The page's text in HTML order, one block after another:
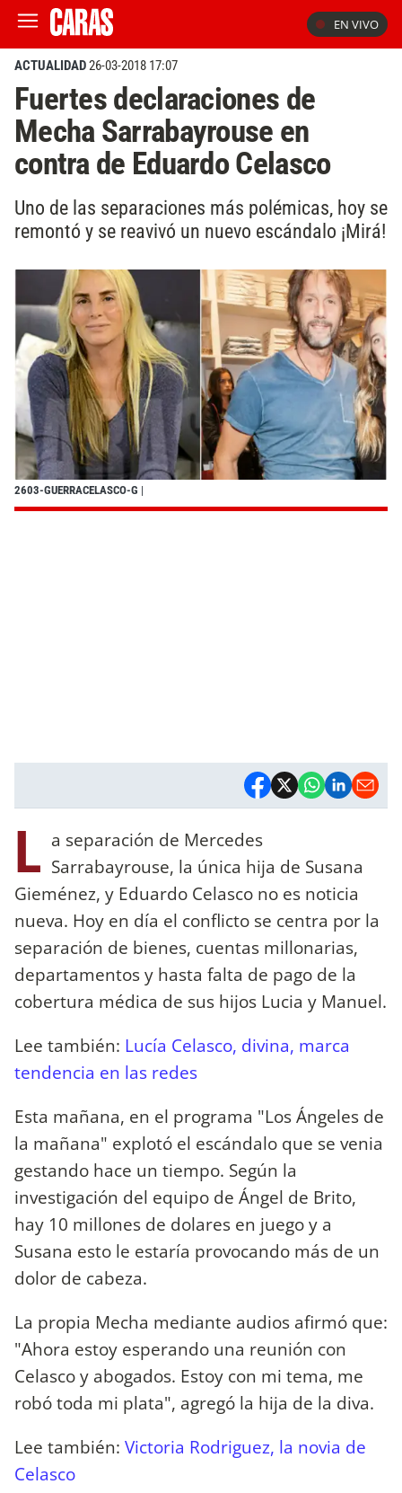
EN VIVO
ACTUALIDAD26-03-2018 17:07
Fuertes declaraciones de
Mecha Sarrabayrouse en
contra de Eduardo Celasco
Uno de las separaciones más polémicas, hoy se
remontó y se reavivó un nuevo escándalo ¡Mirá!
2603-GUERRACELASCO-G |
L a separación de Mercedes
Sarrabayrouse, la única hija de Susana
Gieménez, y Eduardo Celasco no es noticia
nueva. Hoy en día el conflicto se centra por la
separación de bienes, cuentas millonarias,
departamentos y hasta falta de pago de la
cobertura médica de sus hijos Lucia y Manuel.
Lee también: Lucía Celasco, divina, marca
tendencia en las redes
Esta mañana, en el programa "Los Ángeles de
la mañana" explotó el escándalo que se venia
gestando hace un tiempo. Según la
investigación del equipo de Ángel de Brito,
hay 10 millones de dolares en juego y a
Susana esto le estaría provocando más de un
dolor de cabeza.
La propia Mecha mediante audios afirmó que:
"Ahora estoy esperando una reunión con
Celasco y abogados. Estoy con mi tema, me
robó toda mi plata", agregó la hija de la diva.
Lee también: Victoria Rodriguez, la novia de
Celasco